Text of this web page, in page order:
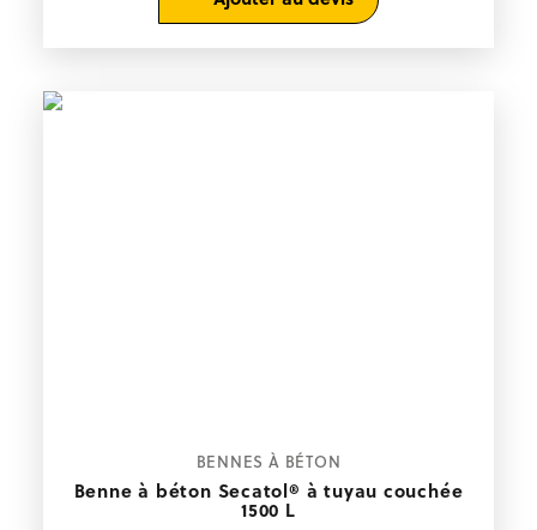
Benne à béton Secatol® à tuyau couchée
1500 L
BENNES À BÉTON